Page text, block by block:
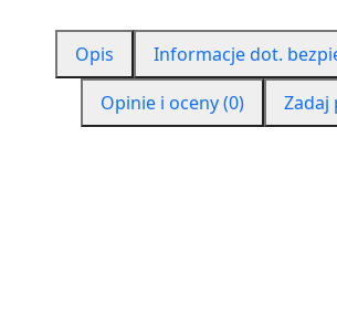
Opis
Informacje dot.
Opinie i oceny (0)
Zadaj